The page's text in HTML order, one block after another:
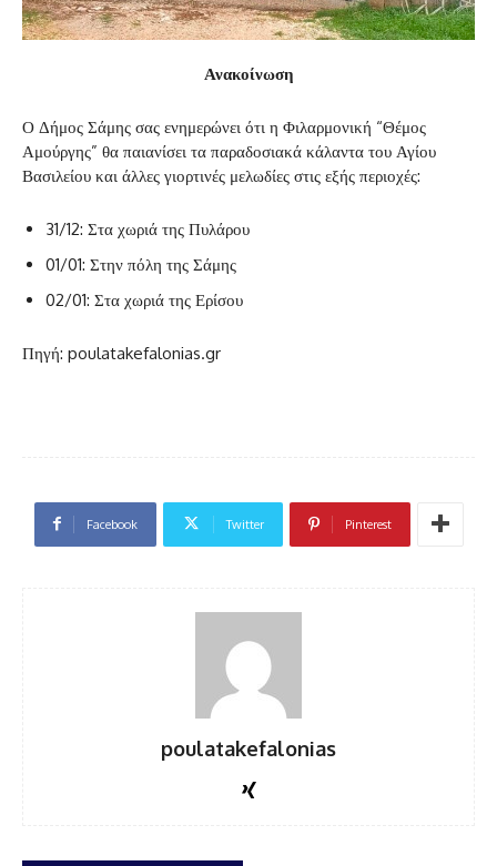
Ανακοίνωση
Ο Δήμος Σάμης σας ενημερώνει ότι η Φιλαρμονική “Θέμος
Αμούργης” θα παιανίσει τα παραδοσιακά κάλαντα του Αγίου
Βασιλείου και άλλες γιορτινές μελωδίες στις εξής περιοχές:
31/12: Στα χωριά της Πυλάρου
01/01: Στην πόλη της Σάμης
02/01: Στα χωριά της Ερίσου
Πηγή: poulatakefalonias.gr
Facebook Twitter Pinterest
poulatakefalonias